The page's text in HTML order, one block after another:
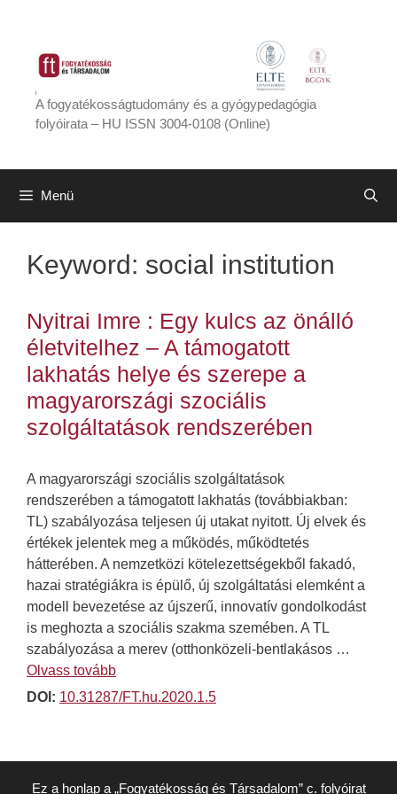
tartalomba
A fogyatékosságtudomány és a gyógypedagógia
folyóirata – HU ISSN 3004-0108 (Online)
Menü
Keyword: social institution
Nyitrai Imre : Egy kulcs az önálló
életvitelhez – A támogatott
lakhatás helye és szerepe a
magyarországi szociális
szolgáltatások rendszerében
A magyarországi szociális szolgáltatások
rendszerében a támogatott lakhatás (továbbiakban:
TL) szabályozása teljesen új utakat nyitott. Új elvek és
értékek jelentek meg a működés, működtetés
hátterében. A nemzetközi kötelezettségekből fakadó,
hazai stratégiákra is épülő, új szolgáltatási elemként a
modell bevezetése az újszerű, innovatív gondolkodást
is meghozta a szociális szakma szemében. A TL
szabályozása a merev (otthonközeli-bentlakásos …
Olvass tovább
DOI: 10.31287/FT.hu.2020.1.5
Ez a honlap a „Fogyatékosság és Társadalom” c. folyóirat